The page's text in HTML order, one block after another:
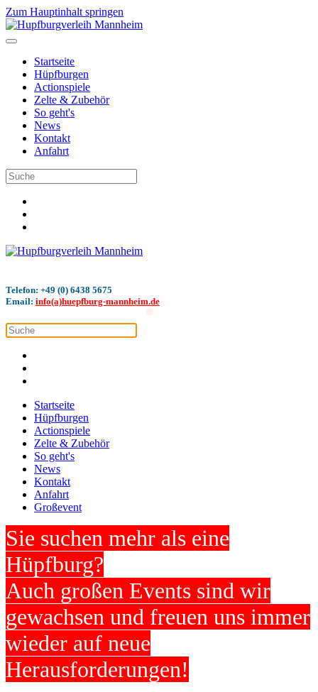
Zum Hauptinhalt springen
Startseite
Hüpfburgen
Actionspiele
Zelte & Zubehör
So geht's
News
Kontakt
Anfahrt
Telefon: +49 (0) 6438 5675
Email: info(a)huepfburg-mannheim.de
Startseite
Hüpfburgen
Actionspiele
Zelte & Zubehör
So geht's
News
Kontakt
Anfahrt
Großevent
Sie suchen mehr als eine
Hüpfburg?
Auch großen Events sind wir
gewachsen und freuen uns immer
wieder auf neue
Herausforderungen!